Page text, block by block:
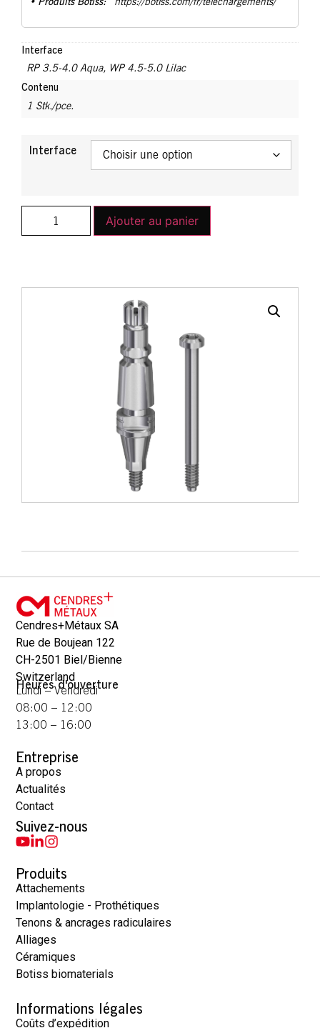
Interface
RP 3.5-4.0 Aqua, WP 4.5-5.0 Lilac
Contenu
1 Stk./pce.
Interface
Ajouter au panier
Cendres+Métaux SA
Rue de Boujean 122
CH-2501 Biel/Bienne
Switzerland
Heures d'ouverture
Lundi – Vendredi
08:00 – 12:00
13:00 – 16:00
Entreprise
A propos
Actualités
Contact
Suivez-nous
Produits
Attachements
Implantologie - Prothétiques
Tenons & ancrages radiculaires
Alliages
Céramiques
Botiss biomaterials
Informations légales
Coûts d’expédition